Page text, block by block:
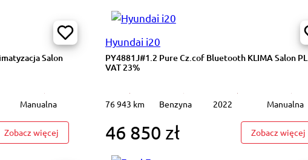
Salon
Manualna
Zobacz więcej: GD9H698#1.4 Classic + Bluetooth Klimatyzacja Salon PL VAT23%
Hyundai i20
PY4881J#1.2 Pure Cz.cof Bluetooth KLIMA Salon PL
VAT 23%
76 943 km Benzyna 2022 Manualna
46 850 zł Zobacz więcej